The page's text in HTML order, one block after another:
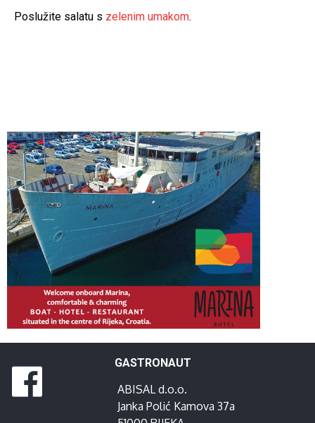
Poslužite salatu s zelenim umakom.
GASTRONAUT
ABISAL d.o.o.
Janka Polić Kamova 37a